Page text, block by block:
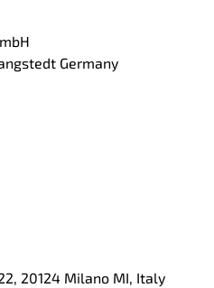
Germany
20124 Milano MI, Italy